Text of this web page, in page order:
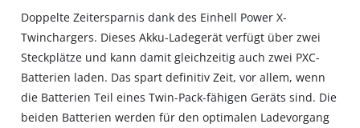
Doppelte Zeitersparnis dank des Einhell Power X-
Twinchargers. Dieses Akku-Ladegerät verfügt über zwei
Steckplätze und kann damit gleichzeitig auch zwei PXC-
Batterien laden. Das spart definitiv Zeit, vor allem, wenn
die Batterien Teil eines Twin-Pack-fähigen Geräts sind. Die
beiden Batterien werden für den optimalen Ladevorgang